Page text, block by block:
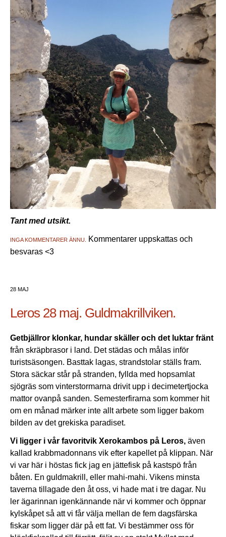
Tant med utsikt.
INGA KOMMENTARER ÄNNU.
Kommentarer uppskattas och
besvaras <3
28 MAJ
Leros 28 maj. Guldmakrillviken.
Getbjällror klonkar, hundar skäller och det luktar fränt
från skräpbrasor i land. Det städas och målas inför
turistsäsongen. Basttak lagas, strandstolar ställs fram.
Stora säckar står på stranden, fyllda med hopsamlat
sjögräs som vinterstormarna drivit upp i decimetertjocka
mattor ovanpå sanden. Semesterfirarna som kommer hit
om en månad märker inte allt arbete som ligger bakom
bilden av det grekiska paradiset.
Vi ligger i vår favoritvik Xerokambos på Leros, även
kallad krabbmadonnans vik efter kapellet på klippan. När
vi var här i höstas fick jag en jättefisk på kastspö från
båten. En guldmakrill, eller mahi-mahi. Vikens minsta
taverna tillagade den åt oss, vi hade mat i tre dagar. Nu
ler ägarinnan igenkännande när vi kommer och öppnar
kylskåpet så att vi får välja mellan de fem dagsfärska
fiskar som ligger där på ett fat. Vi bestämmer oss för